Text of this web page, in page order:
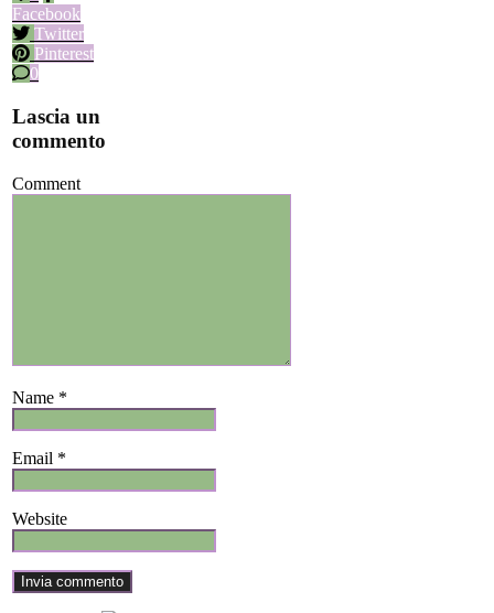
Facebook
Twitter
Pinterest
0
Lascia un
commento
Comment
Name *
Email *
Website